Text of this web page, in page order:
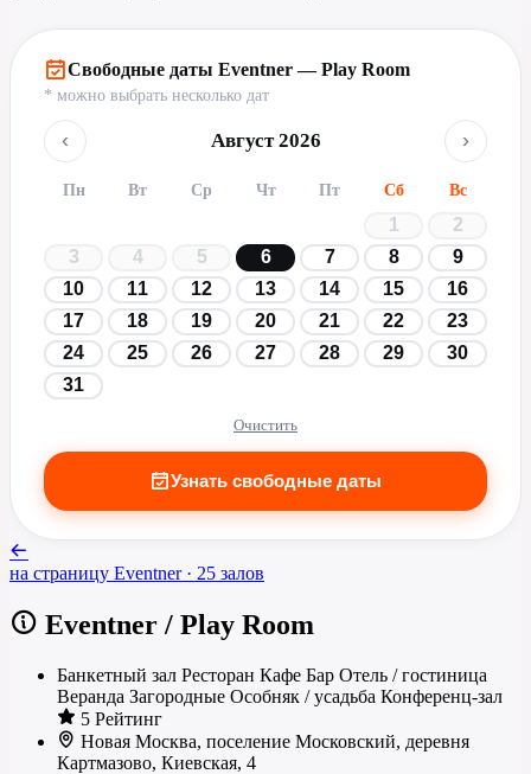
Свободные даты Eventner — Play Room
* можно выбрать несколько дат
‹ Август 2026 ›
Пн Вт Ср Чт Пт Сб Вс
1
2
3
4 5 6 7 8
9
10
11 12 13 14 15
16
17
18 19 20 21 22
23
24
25 26 27 28 29
30
31
Очистить
Узнать свободные даты
на страницу Eventner · 25 залов
Eventner / Play Room
Банкетный зал Ресторан Кафе Бар Отель / гостиница
Веранда Загородные Особняк / усадьба Конференц-зал
5 Рейтинг
Новая Москва, поселение Московский, деревня
Картмазово, Киевская, 4